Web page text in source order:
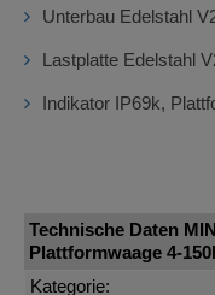
Unterbau Edelstahl
Lastplatte Edelstahl
Indikator IP69k,
Technische Daten
Plattformwaage 4-
Kategorie: